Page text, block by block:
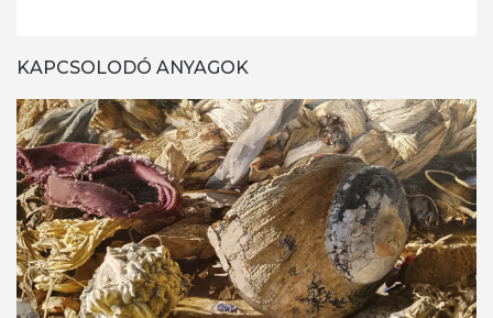
KAPCSOLODÓ ANYAGOK